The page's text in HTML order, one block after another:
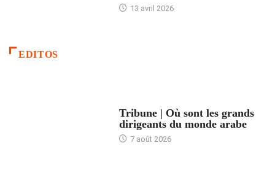
13 avril 2026
EDITOS
Tribune | Où sont les grands
dirigeants du monde arabe
7 août 2026